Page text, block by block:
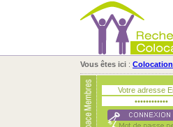
Vous êtes ici : Colocation